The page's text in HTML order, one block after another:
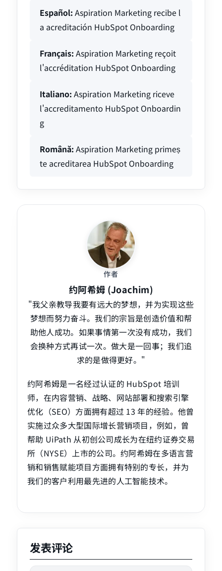
Español: Aspiration Marketing recibe l
a acreditación HubSpot Onboarding
Français: Aspiration Marketing reçoit
l'accréditation HubSpot Onboarding
Italiano: Aspiration Marketing riceve
l'accreditamento HubSpot Onboardin
g
Română: Aspiration Marketing primeș
te acreditarea HubSpot Onboarding
作者
约阿希姆 (Joachim)
"我父亲教导我要有远大的梦想，并为实现这些
梦想而努力奋斗。我们的宗旨是创造价值和帮
助他人成功。如果事情第一次没有成功，我们
会换种方式再试一次。做大是一回事；我们追
求的是做得更好。"
约阿希姆是一名经过认证的 HubSpot 培训
师，在内容营销、战略、网站部署和搜索引擎
优化（SEO）方面拥有超过 13 年的经验。他曾
实施过众多大型国际增长营销项目，例如，曾
帮助 UiPath 从初创公司成长为在纽约证券交易
所（NYSE）上市的公司。约阿希姆在多语言营
销和销售赋能项目方面拥有特别的专长，并为
我们的客户利用最先进的人工智能技术。
发表评论